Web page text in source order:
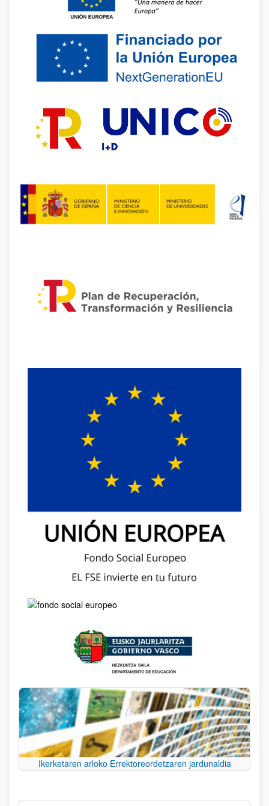
Ikerketaren arloko Errektoreordetzaren jardunaldia